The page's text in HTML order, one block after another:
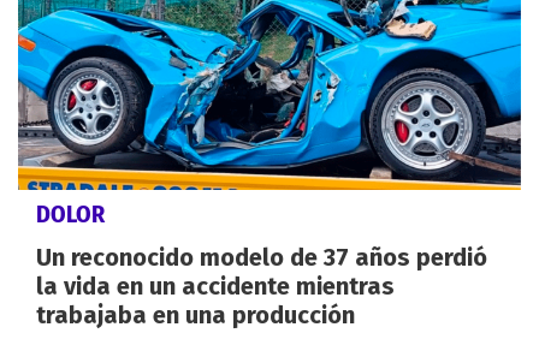
DOLOR
Un reconocido modelo de 37 años perdió
la vida en un accidente mientras
trabajaba en una producción